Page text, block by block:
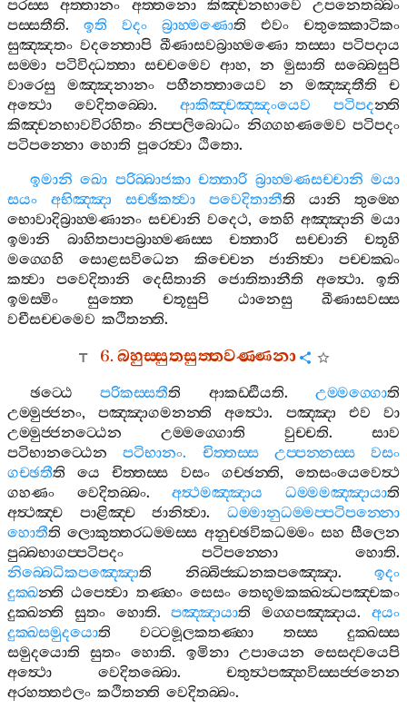
පරස‍්ස
අත‍්තානං අත‍්තනො කිඤ‍්චනභාවෙ
උපනෙතබ‍්බං
පස‍්සතීති. ඉති වදං බ්‍රාහ‍්මණොති එවං
චතුක‍්කොටිකං
සුඤ‍්ඤතං වදන‍්තොපි ඛීණාසවබ්‍රාහ‍්මණො තස‍්සා පටිපදාය
සම‍්මා පටිවිද‍්ධත‍්තා සච‍්චමෙව ආහ, න මුසාති සබ‍්බෙසුපි
වාරෙසු
මඤ‍්ඤනානං පහීනත‍්තායෙව න මඤ‍්ඤතීති
ච
අත්‍ථො
වෙදිතබ‍්බො. ආකිඤ‍්චඤ‍්ඤංයෙව පටිපදන‍්ති
කිඤ‍්චනභාවවිරහිතං නිප‍්පලිබොධං නිග‍්ගහණමෙව පටිපදං
පටිපන‍්නො හොති පූරෙත්‍වා ඨිතො.
ඉමානි ඛො පරිබ‍්බාජකා චත‍්තාරි බ්‍රාහ‍්මණසච‍්චානි මයා
සයං
අභිඤ‍්ඤා සච‍්ඡිකත්‍වා පවෙදිතානීති යානි
තුම‍්හෙ
භොවාදිබ්‍රාහ‍්මණානං සච‍්චානි වදෙථ, තෙහි අඤ‍්ඤානි මයා
ඉමානි
බාහිතපාපබ්‍රාහ‍්මණස‍්ස චත‍්තාරි සච‍්චානි
චතූහි
මග‍්ගෙහි
සොළසවිධෙන කිච‍්චෙන ජානිත්‍වා
පච‍්චක‍්ඛං
කත්‍වා
පවෙදිතානි දෙසිතානි ජොතිතානීති අත්‍ථො.ඉති
ඉමස‍්මිං
සුත‍්තෙ චතූසුපි ඨානෙසු
ඛීණාසවස‍්ස
වචීසච‍්චමෙව කථිතන‍්ති.
6.බහුස‍්සුතසුත‍්තවණ‍්ණනා
ඡට‍්ඨෙ පරිකස‍්සතීති ආකඩ‍්ඪියති.උම‍්මග‍්ගොති
උම‍්මුජ‍්ජනං,පඤ‍්ඤාගමනන‍්ති අත්‍ථො. පඤ‍්ඤා එව
වා
උම‍්මුජ‍්ජනට‍්ඨෙන
උම‍්මග‍්ගොති වුච‍්චති. සාව
පටිභානට‍්ඨෙන
පටිභානං. චිත‍්තස‍්ස උප‍්පන‍්නස‍්ස
වසං
ගච‍්ඡතීති යෙ චිත‍්තස‍්ස වසං ගච‍්ඡන‍්ති,තෙසංයෙවෙත්‍ථ
ගහණං
වෙදිතබ‍්බං. අත්‍ථමඤ‍්ඤාය ධම‍්මමඤ‍්ඤායාති
අත්‍ථඤ‍්ච
පාළිඤ‍්ච ජානිත්‍වා.ධම‍්මානුධම‍්මප‍්පටිපන‍්නො
හොතීති ලොකුත‍්තරධම‍්මස‍්ස අනුච‍්ඡවිකධම‍්මං සහ සීලෙන
පුබ‍්බභාගප‍්පටිපදං
පටිපන‍්නො හොති.
නිබ‍්බෙධිකපඤ‍්ඤොති නිබ‍්බිජ‍්ඣනකපඤ‍්ඤො. ඉදං
දුක‍්ඛන‍්ති ඨපෙත්‍වා තණ‍්හං සෙසං තෙභූමකක‍්ඛන්‍ධපඤ‍්චකං
දුක‍්ඛන‍්ති
සුතං හොති.පඤ‍්ඤායාති මග‍්ගපඤ‍්ඤාය.අයං
දුක‍්ඛසමුදයොති වට‍්ටමූලකතණ‍්හා තස‍්ස
දුක‍්ඛස‍්ස
සමුදයොති
සුතං හොති. ඉමිනා උපායෙන
සෙසද‍්වයෙපි
අත්‍ථො
වෙදිතබ‍්බො. චතුත්‍ථපඤ‍්හවිස‍්සජ‍්ජනෙන
අරහත‍්තඵලං කථිතන‍්ති වෙදිතබ‍්බං.